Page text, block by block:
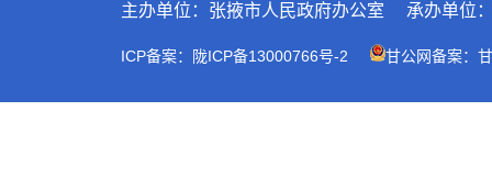
主办单位：张掖市人民政府办公室 承办单位
ICP备案：陇ICP备13000766号-2 甘公网备案：